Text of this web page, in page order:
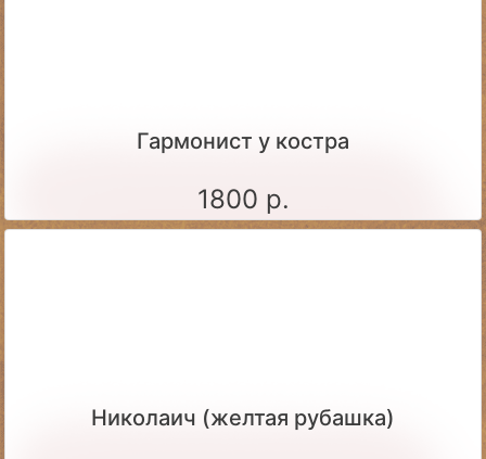
Гармонист у костра
1800 р.
Николаич (желтая рубашка)